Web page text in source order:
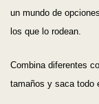
un mundo de
los que lo rodean.
Combina diferentes
tamaños y saca todo